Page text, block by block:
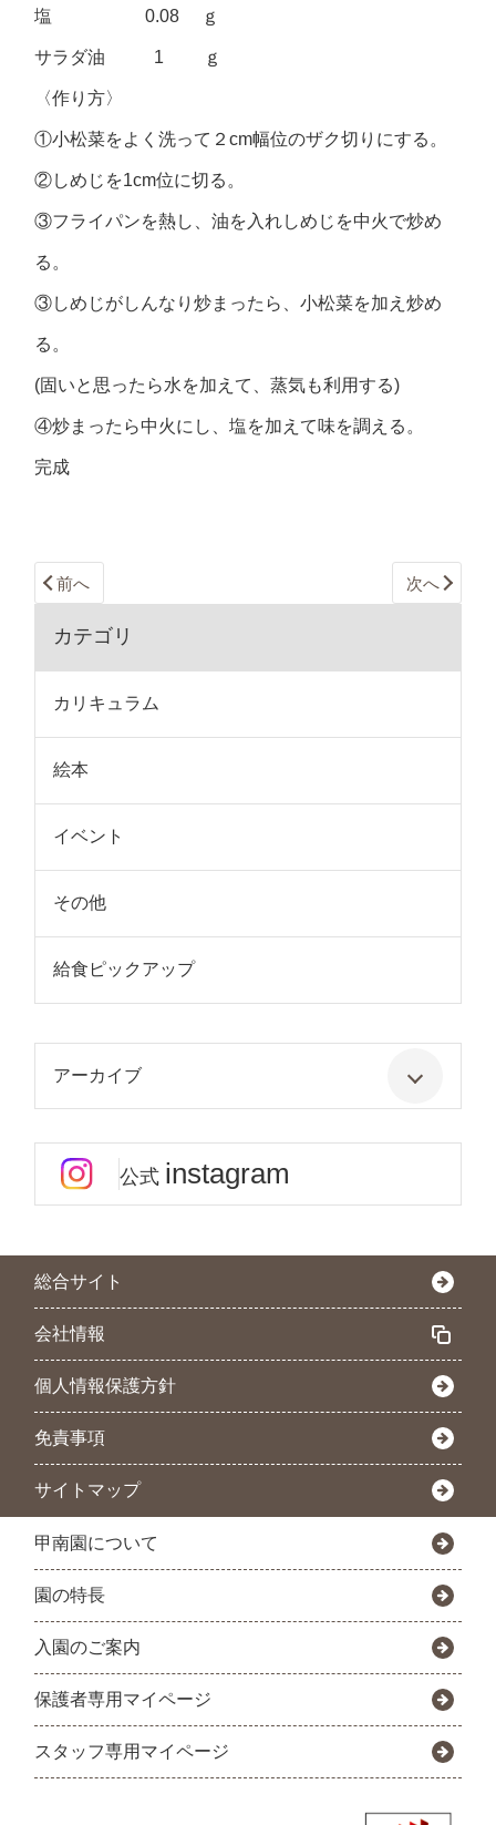
塩 0.08 ｇ
サラダ油 1 ｇ
〈作り方〉
①小松菜をよく洗って２cm幅位のザク切りにする。
②しめじを1cm位に切る。
③フライパンを熱し、油を入れしめじを中火で炒め
る。
③しめじがしんなり炒まったら、小松菜を加え炒め
る。
(固いと思ったら水を加えて、蒸気も利用する)
④炒まったら中火にし、塩を加えて味を調える。
完成
前へ 次へ
カテゴリ
カリキュラム
絵本
イベント
その他
給食ピックアップ
アーカイブ
公式 instagram
総合サイト
会社情報
個人情報保護方針
免責事項
サイトマップ
甲南園について
園の特長
入園のご案内
保護者専用マイページ
スタッフ専用マイページ